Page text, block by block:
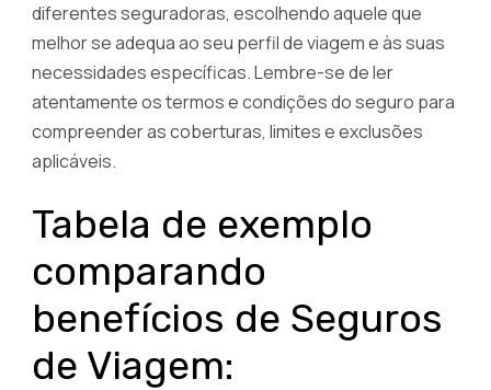
diferentes seguradoras, escolhendo aquele que
melhor se adequa ao seu perfil de viagem e às suas
necessidades específicas. Lembre-se de ler
atentamente os termos e condições do seguro para
compreender as coberturas, limites e exclusões
aplicáveis.
Tabela de exemplo
comparando
benefícios de Seguros
de Viagem: